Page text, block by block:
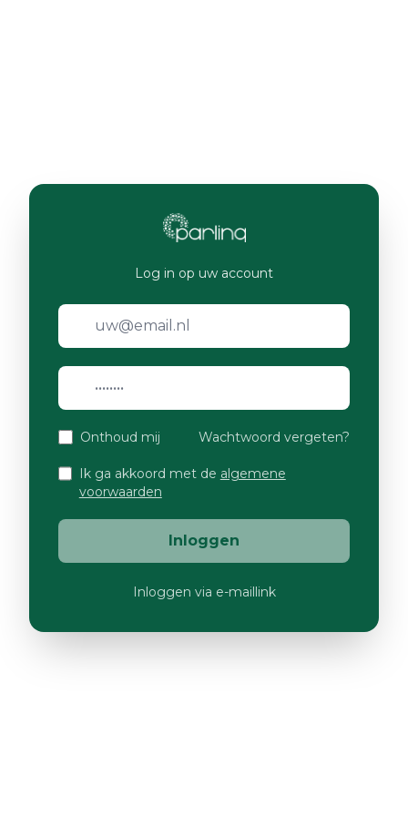
Log in op uw account
Onthoud mij Wachtwoord vergeten?
Ik ga akkoord met de algemene
voorwaarden
Inloggen
Inloggen via e-maillink